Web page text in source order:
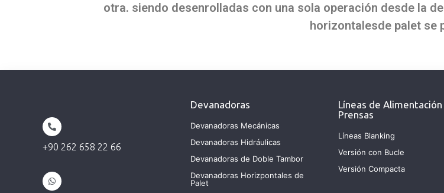
otra. siendo desenrolladas con una sola operación desde la
horizontalesde palet se
+90 262 658 22 66
Devanadoras
Devanadoras Mecánicas
Devanadoras Hidráulicas
Devanadoras de Doble Tambor
Devanadoras Horizpontales de
Palet
Líneas de Alimentación
Prensas
Líneas Blanking
Versión con Bucle
Versión Compacta